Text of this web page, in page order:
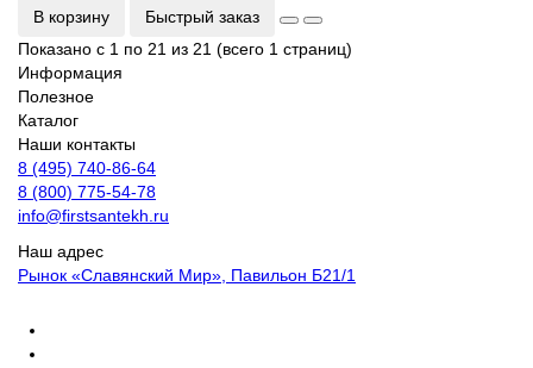
В корзину
Быстрый заказ
Показано с 1 по 21 из 21 (всего 1 страниц)
Информация
Полезное
Каталог
Наши контакты
8 (495) 740-86-64
8 (800) 775-54-78
info@firstsantekh.ru
Наш адрес
Рынок «Славянский Мир», Павильон Б21/1